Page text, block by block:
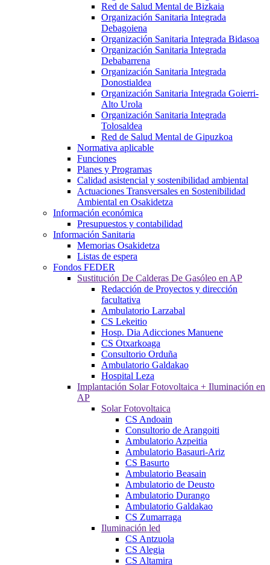
Red de Salud Mental de Bizkaia
Organización Sanitaria Integrada
Debagoiena
Organización Sanitaria Integrada Bidasoa
Organización Sanitaria Integrada
Debabarrena
Organización Sanitaria Integrada
Donostialdea
Organización Sanitaria Integrada Goierri-
Alto Urola
Organización Sanitaria Integrada
Tolosaldea
Red de Salud Mental de Gipuzkoa
Normativa aplicable
Funciones
Planes y Programas
Calidad asistencial y sostenibilidad ambiental
Actuaciones Transversales en Sostenibilidad
Ambiental en Osakidetza
Información económica
Presupuestos y contabilidad
Información Sanitaria
Memorias Osakidetza
Listas de espera
Fondos FEDER
Sustitución De Calderas De Gasóleo en AP
Redacción de Proyectos y dirección
facultativa
Ambulatorio Larzabal
CS Lekeitio
Hosp. Dia Adicciones Manuene
CS Otxarkoaga
Consultorio Orduña
Ambulatorio Galdakao
Hospital Leza
Implantación Solar Fotovoltaica + Iluminación en
AP
Solar Fotovoltaica
CS Andoain
Consultorio de Arangoiti
Ambulatorio Azpeitia
Ambulatorio Basauri-Ariz
CS Basurto
Ambulatorio Beasain
Ambulatorio de Deusto
Ambulatorio Durango
Ambulatorio Galdakao
CS Zumarraga
Iluminación led
CS Antzuola
CS Alegia
CS Altamira